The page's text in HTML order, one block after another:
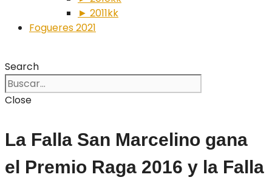
► 2011kk
Fogueres 2021
Search
Close
La Falla San Marcelino gana
el Premio Raga 2016 y la Falla